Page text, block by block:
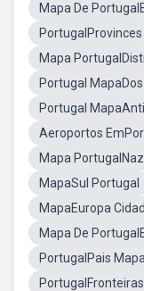
Mapa De
PortugalProvinces
Mapa
Portugal
Portugal
Aeroportos
Mapa
MapaSul Portugal
MapaEuropa
Mapa De
PortugalPais Mapa
PortugalFronteiras